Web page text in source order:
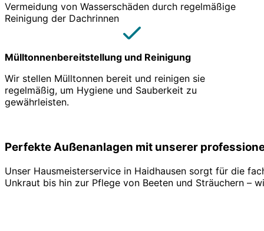
Vermeidung von Wasserschäden durch regelmäßige
Reinigung der Dachrinnen
Mülltonnenbereitstellung und Reinigung
Wir stellen Mülltonnen bereit und reinigen sie
regelmäßig, um Hygiene und Sauberkeit zu
gewährleisten.
Perfekte Außenanlagen mit unserer
Unser Hausmeisterservice in Haidhausen sorgt für die
Unkraut bis hin zur Pflege von Beeten und Sträuchern –